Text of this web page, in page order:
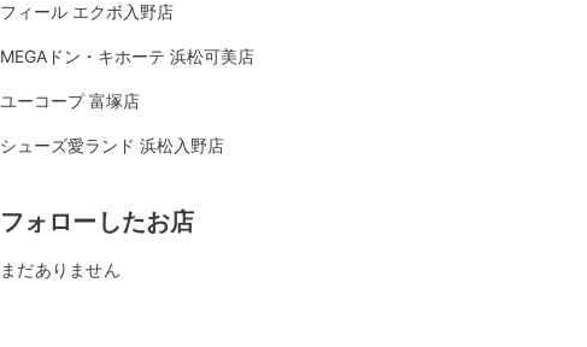
フィール エクボ入野店
MEGAドン・キホーテ 浜松可美店
ユーコープ 富塚店
シューズ愛ランド 浜松入野店
フォローしたお店
まだありません